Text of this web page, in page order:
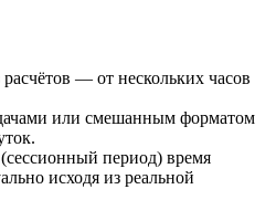
— от нескольких часов
или смешанным форматом
период) время
исходя из реальной